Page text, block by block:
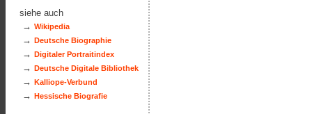
siehe auch
→ Wikipedia
→ Deutsche Biographie
→ Digitaler Portraitindex
→ Deutsche Digitale Bibliothek
→ Kalliope-Verbund
→ Hessische Biografie